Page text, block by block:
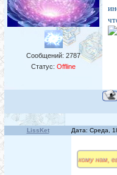
Сообщений: 2787
Статус: Offline
LissKet Дата: Среда,
кому нам,